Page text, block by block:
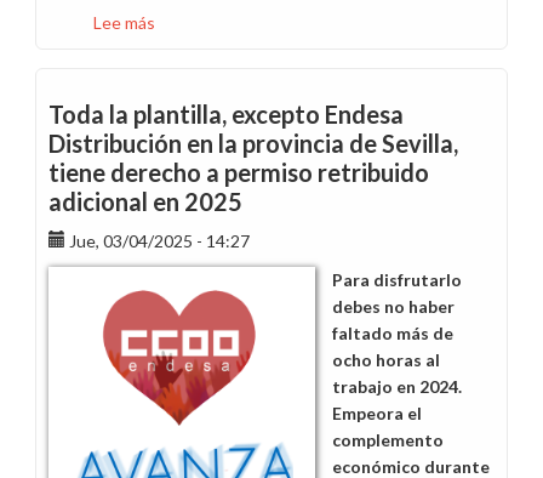
Lee más
Guía
de
Conciliación
de
CCOO
Endesa
Toda la plantilla, excepto Endesa
Distribución en la provincia de Sevilla,
tiene derecho a permiso retribuido
adicional en 2025
Jue, 03/04/2025 - 14:27
Para disfrutarlo
debes no haber
faltado más de
ocho horas al
trabajo en 2024.
Empeora el
complemento
económico durante